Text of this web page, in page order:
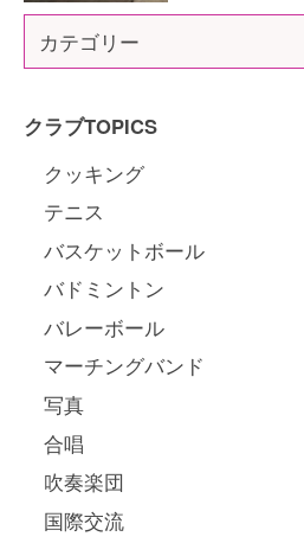
カテゴリー
クラブTOPICS
クッキング
テニス
バスケットボール
バドミントン
バレーボール
マーチングバンド
写真
合唱
吹奏楽団
国際交流